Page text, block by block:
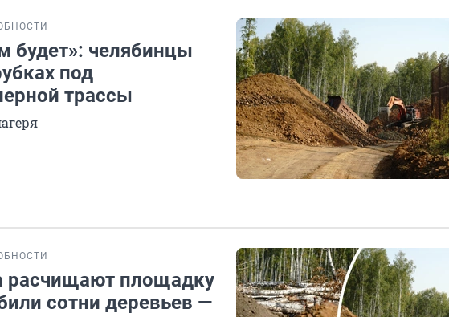
будет»: челябинцы
под
трассы
расчищают площадку
сотни деревьев —